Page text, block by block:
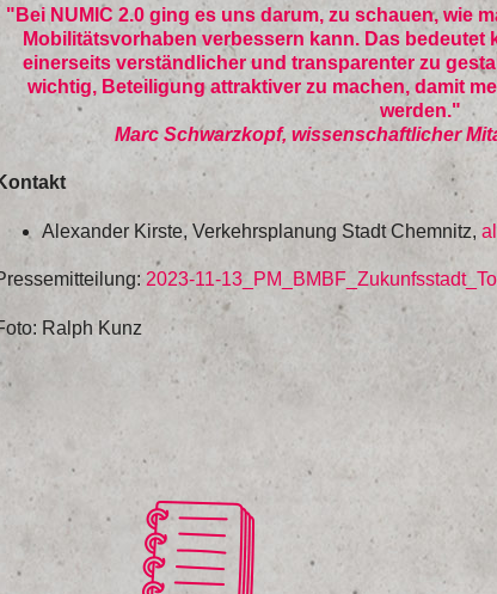
"Bei NUMIC 2.0 ging es uns darum, zu schauen, wie
Mobilitätsvorhaben verbessern kann. Das
einerseits verständlicher und transparenter zu
wichtig, Beteiligung attraktiver zu machen, damit
werden."
Marc Schwarzkopf, wissenschaftlicher
Alexander Kirste, Verkehrsplanung Stadt Chemnitz,
2023-11-
Ralph Kunz